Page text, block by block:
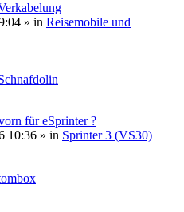
» in Reisemobile und
für eSprinter ?
10:36 » in Sprinter 3 (VS30)